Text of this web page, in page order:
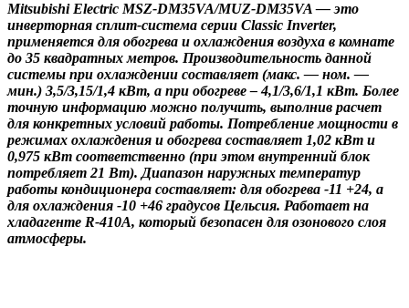
Mitsubishi Electric MSZ-DM35VA/MUZ-DM35VA — это
инверторная сплит-система серии Classic Inverter,
применяется для обогрева и охлаждения воздуха в комнате
до 35 квадратных метров. Производительность данной
системы при охлаждении составляет (макс. — ном. —
мин.) 3,5/3,15/1,4 кВт, а при обогреве – 4,1/3,6/1,1 кВт. Более
точную информацию можно получить, выполнив расчет
для конкретных условий работы. Потребление мощности в
режимах охлаждения и обогрева составляет 1,02 кВт и
0,975 кВт соответственно (при этом внутренний блок
потребляет 21 Вт). Диапазон наружных температур
работы кондиционера составляет: для обогрева -11 +24, а
для охлаждения -10 +46 градусов Цельсия. Работает на
хладагенте R-410A, который безопасен для озонового слоя
атмосферы.